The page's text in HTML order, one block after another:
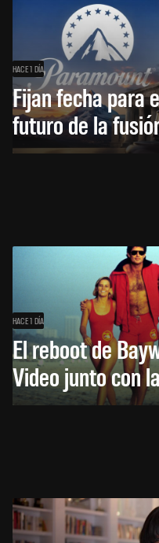
HACE 1 DÍA
Fijan fecha para
futuro de la
HACE 1 DÍA
El reboot de
Video junto con